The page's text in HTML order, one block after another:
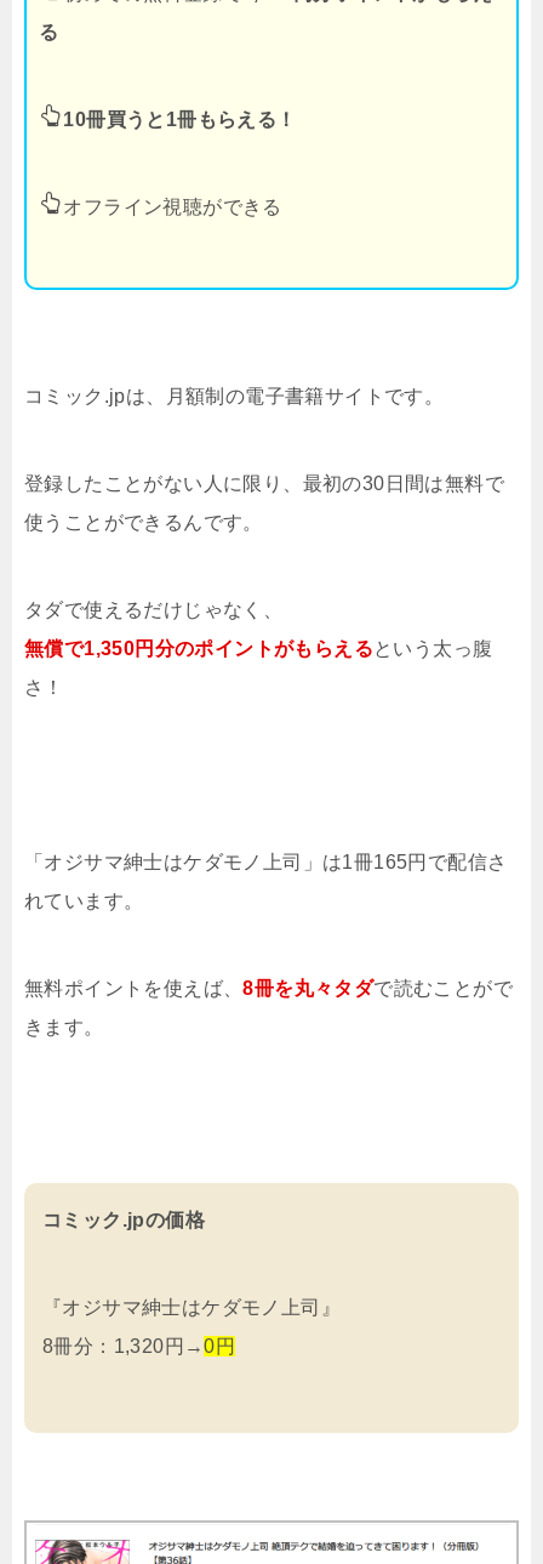
る
10冊買うと1冊もらえる！
オフライン視聴ができる
コミック.jpは、月額制の電子書籍サイトです。
登録したことがない人に限り、最初の30日間は無料で
使うことができるんです。
タダで使えるだけじゃなく、
無償で1,350円分のポイントがもらえるという太っ腹
さ！
「オジサマ紳士はケダモノ上司」は1冊165円で配信さ
れています。
無料ポイントを使えば、8冊を丸々タダで読むことがで
きます。
コミック.jpの価格
『オジサマ紳士はケダモノ上司』
8冊分：1,320円→0円